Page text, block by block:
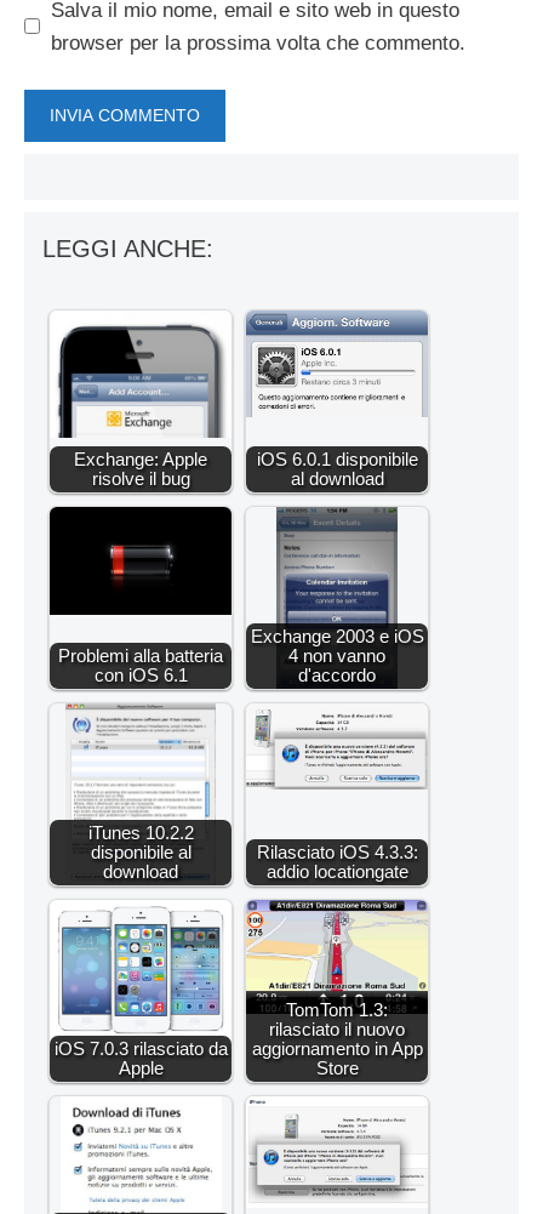
Salva il mio nome, email e sito web in questo
browser per la prossima volta che commento.
LEGGI ANCHE:
Exchange: Apple
risolve il bug
iOS 6.0.1 disponibile
al download
Problemi alla batteria
con iOS 6.1
Exchange 2003 e iOS
4 non vanno
d'accordo
iTunes 10.2.2
disponibile al
download
Rilasciato iOS 4.3.3:
addio locationgate
iOS 7.0.3 rilasciato da
Apple
TomTom 1.3:
rilasciato il nuovo
aggiornamento in App
Store